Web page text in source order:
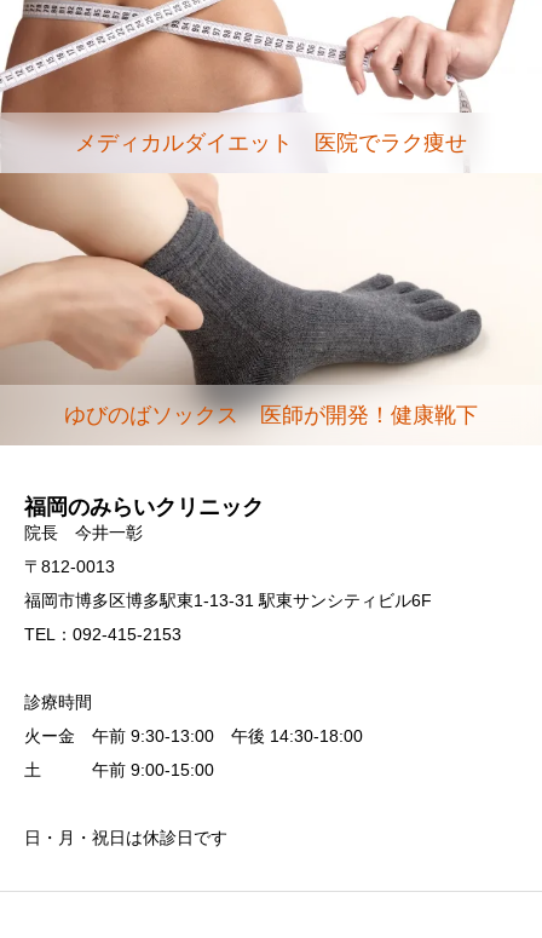
メディカルダイエット 医院でラク痩せ
ゆびのばソックス 医師が開発！健康靴下
福岡のみらいクリニック
院長 今井一彰
〒812-0013
福岡市博多区博多駅東1-13-31 駅東サンシティビル6F
TEL：092-415-2153
診療時間
火ー金 午前 9:30-13:00 午後 14:30-18:00
土 午前 9:00-15:00
日・月・祝日は休診日です